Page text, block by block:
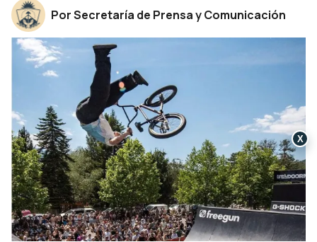
Por Secretaría de Prensa y Comunicación
X